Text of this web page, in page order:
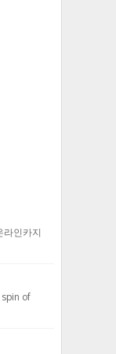
라인카지
spin of